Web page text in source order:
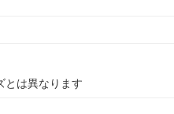
は異なります